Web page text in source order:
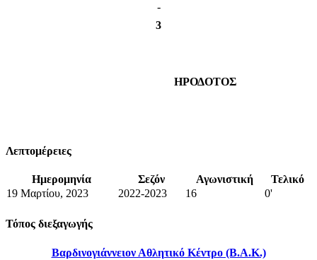
-
3
ΗΡΟΔΟΤΟΣ
Λεπτομέρειες
Ημερομηνία Σεζόν Αγωνιστική
Τελικό
19 Μαρτίου, 2023
2022-2023 16 0'
Τόπος διεξαγωγής
Βαρδινογιάννειον Αθλητικό Κέντρο (Β.Α.Κ.)